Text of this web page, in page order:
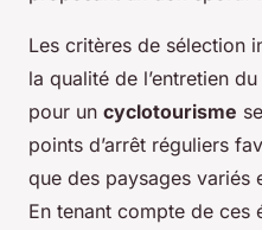
Les critères de sélection
la qualité de l’entretien
pour un cyclotourisme
points d’arrêt réguliers
que des paysages variés
En tenant compte de ces